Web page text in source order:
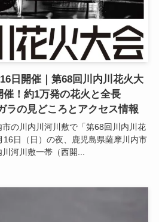
日開催｜第68回川内川花火大
！約1万発の花火と全長
ラの見どころとアクセス情報
の川内川河川敷で「第68回川内川花
日（日）の夜、鹿児島県薩摩川内市
河川敷一帯（西開...